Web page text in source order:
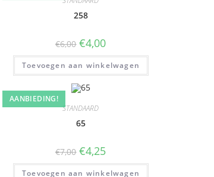
258
€6,00 €4,00
Toevoegen aan winkelwagen
AANBIEDING!
STANDAARD
65
€7,00 €4,25
Toevoegen aan winkelwagen